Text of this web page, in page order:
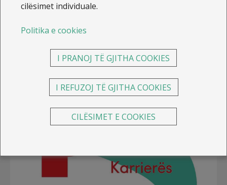
Gjithmonë pranë
cilësimet individuale.
Politika e cookies
I PRANOJ TË GJITHA COOKIES
I REFUZOJ TË GJITHA COOKIES
CILËSIMET E COOKIES